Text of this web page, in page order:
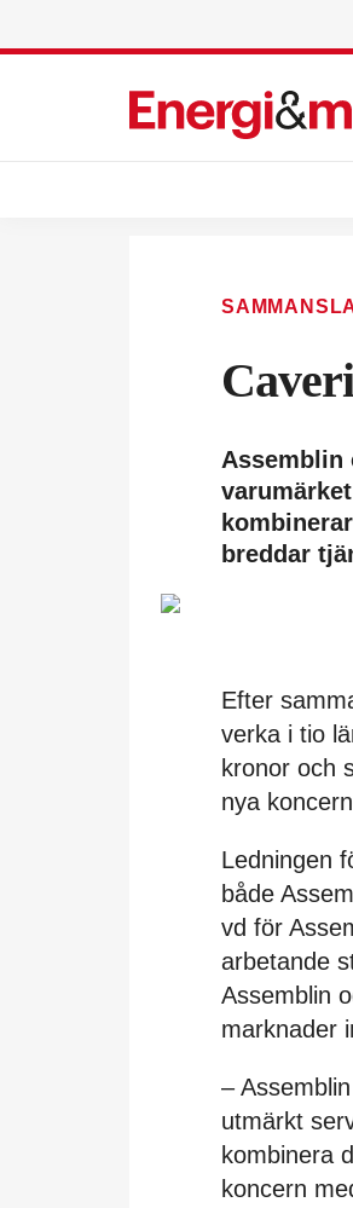
Assemblin
breddar
Efter
verka i tio
kronor och
nya
Ledningen
både
vd för
arbetande
Assemblin
marknader
–
utmärkt
kombinera
koncern